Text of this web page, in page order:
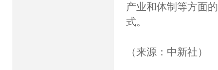
产业和体制等方面
式。
（来源：中新社）